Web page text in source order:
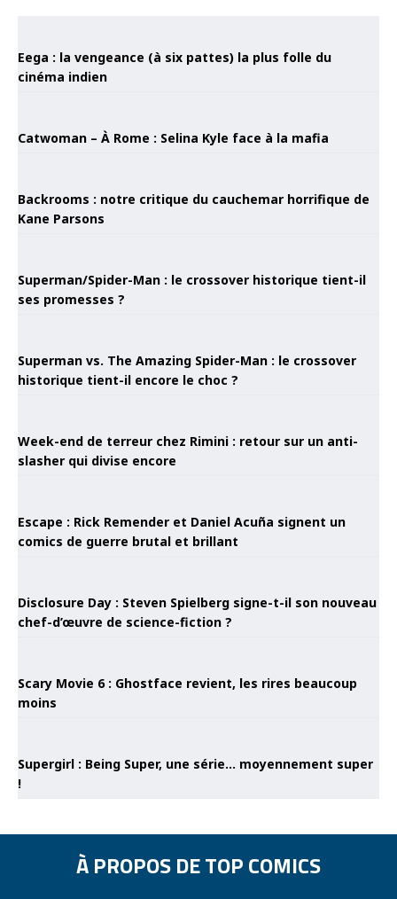
Eega : la vengeance (à six pattes) la plus folle du
cinéma indien
Catwoman – À Rome : Selina Kyle face à la mafia
Backrooms : notre critique du cauchemar horrifique de
Kane Parsons
Superman/Spider-Man : le crossover historique tient-il
ses promesses ?
Superman vs. The Amazing Spider-Man : le crossover
historique tient-il encore le choc ?
Week-end de terreur chez Rimini : retour sur un anti-
slasher qui divise encore
Escape : Rick Remender et Daniel Acuña signent un
comics de guerre brutal et brillant
Disclosure Day : Steven Spielberg signe-t-il son nouveau
chef-d’œuvre de science-fiction ?
Scary Movie 6 : Ghostface revient, les rires beaucoup
moins
Supergirl : Being Super, une série… moyennement super
!
À PROPOS DE TOP COMICS